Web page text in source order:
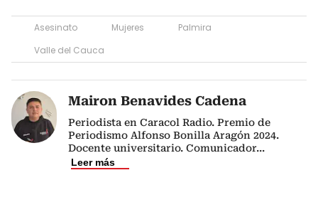
Asesinato Mujeres
Palmira
Valle del Cauca
Mairon Benavides Cadena
Periodista en Caracol Radio. Premio de
Periodismo Alfonso Bonilla Aragón 2024.
Docente universitario. Comunicador...
Leer más